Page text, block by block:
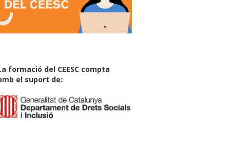
formació del CEESC compta
el suport de: